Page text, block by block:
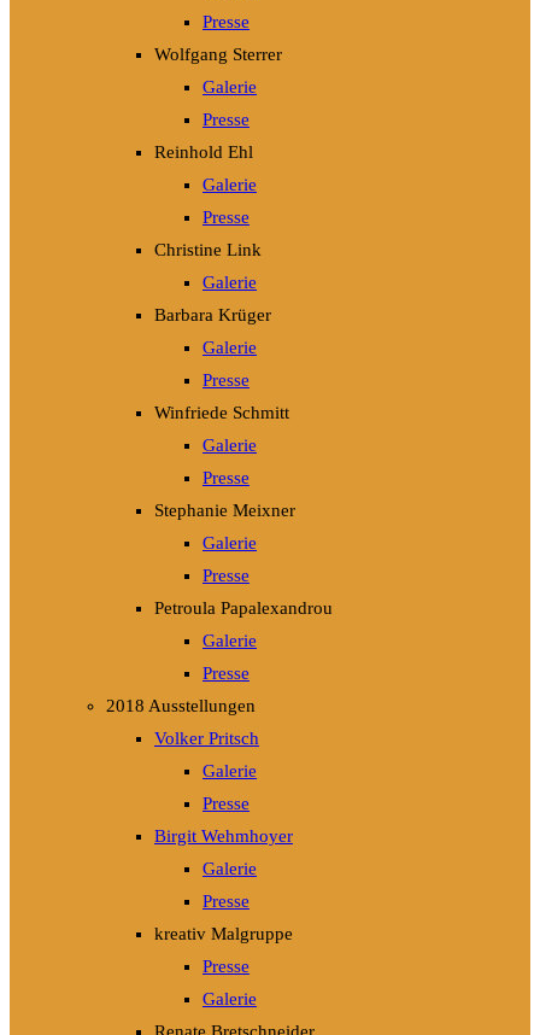
Presse
Wolfgang Sterrer
Galerie
Presse
Reinhold Ehl
Galerie
Presse
Christine Link
Galerie
Barbara Krüger
Galerie
Presse
Winfriede Schmitt
Galerie
Presse
Stephanie Meixner
Galerie
Presse
Petroula Papalexandrou
Galerie
Presse
2018 Ausstellungen
Volker Pritsch
Galerie
Presse
Birgit Wehmhoyer
Galerie
Presse
kreativ Malgruppe
Presse
Galerie